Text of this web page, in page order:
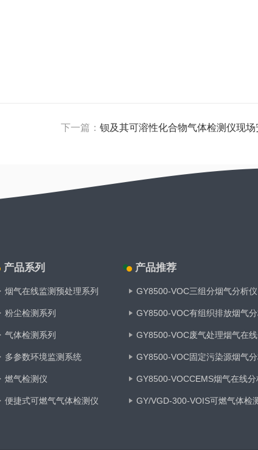
下一篇： 钡及其可溶性化合物气体检测仪现
产品系列
烟气在线监测预处理系列
粉尘检测系列
气体检测系列
多参数环境监测系统
燃气检测仪
便捷式可燃气气体检测仪
产品推荐
GY8500-VOC三组分烟气分析仪
GY8500-VOC有组织排放烟气
GY8500-VOC废气处理烟气在
GY8500-VOC固定污染源烟气
GY8500-VOCCEMS烟气在线分
GY/VGD-300-VOIS可燃气体检